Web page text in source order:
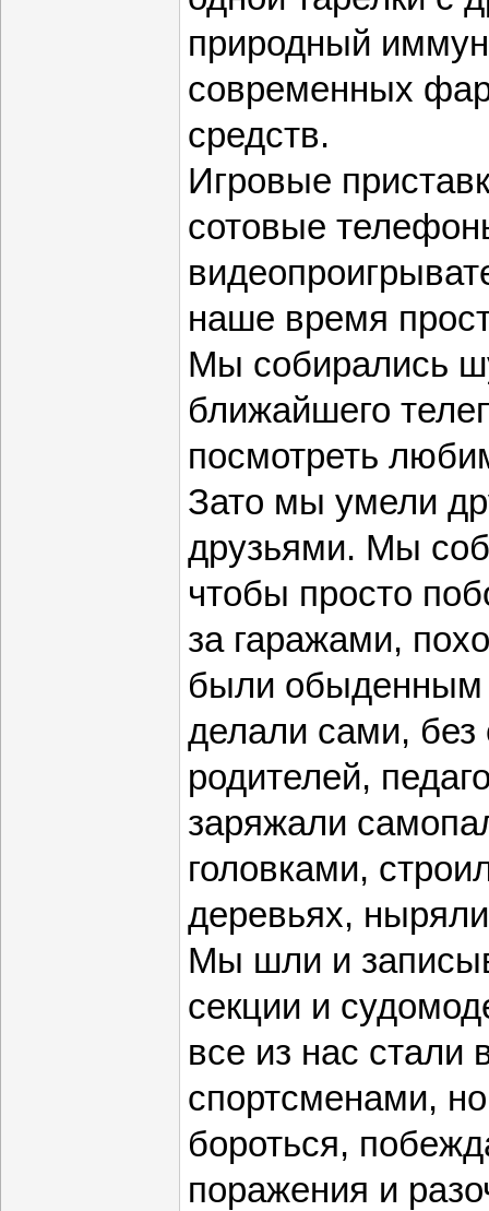
природный
современных
средств.
Игровые
сотовые
наше время
Мы собирались
ближайшего
посмотреть
Зато мы умели
друзьями. Мы
чтобы просто
за гаражами,
были
делали сами, без
родителей,
заряжали
головками,
деревьях,
Мы шли и
секции и
все из нас стали
спортсменами,
бороться,
поражения и